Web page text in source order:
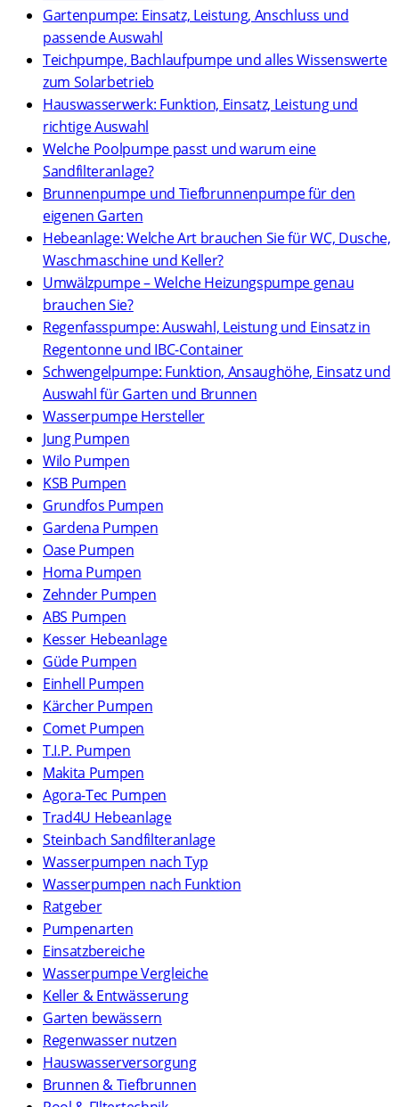
Gartenpumpe: Einsatz, Leistung, Anschluss und
passende Auswahl
Teichpumpe, Bachlaufpumpe und alles Wissenswerte
zum Solarbetrieb
Hauswasserwerk: Funktion, Einsatz, Leistung und
richtige Auswahl
Welche Poolpumpe passt und warum eine
Sandfilteranlage?
Brunnenpumpe und Tiefbrunnenpumpe für den
eigenen Garten
Hebeanlage: Welche Art brauchen Sie für WC, Dusche,
Waschmaschine und Keller?
Umwälzpumpe – Welche Heizungspumpe genau
brauchen Sie?
Regenfasspumpe: Auswahl, Leistung und Einsatz in
Regentonne und IBC-Container
Schwengelpumpe: Funktion, Ansaughöhe, Einsatz und
Auswahl für Garten und Brunnen
Wasserpumpe Hersteller
Jung Pumpen
Wilo Pumpen
KSB Pumpen
Grundfos Pumpen
Gardena Pumpen
Oase Pumpen
Homa Pumpen
Zehnder Pumpen
ABS Pumpen
Kesser Hebeanlage
Güde Pumpen
Einhell Pumpen
Kärcher Pumpen
Comet Pumpen
T.I.P. Pumpen
Makita Pumpen
Agora-Tec Pumpen
Trad4U Hebeanlage
Steinbach Sandfilteranlage
Wasserpumpen nach Typ
Wasserpumpen nach Funktion
Ratgeber
Pumpenarten
Einsatzbereiche
Wasserpumpe Vergleiche
Keller & Entwässerung
Garten bewässern
Regenwasser nutzen
Hauswasserversorgung
Brunnen & Tiefbrunnen